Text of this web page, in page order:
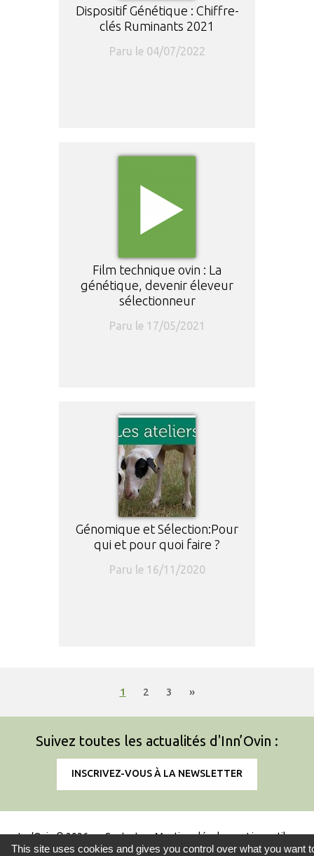
Dispositif Génétique : Chiffre-
clés Ruminants 2021
Paru le 04/07/2022
Film technique ovin : La
génétique, devenir éleveur
sélectionneur
Paru le 17/05/2021
Génomique et Sélection:Pour
qui et pour quoi faire ?
Paru le 16/11/2020
1 2 3 »
Suivez toutes les actualités d'Inn’Ovin :
INSCRIVEZ-VOUS À LA NEWSLETTER
Inn’Ovin © 2026 Contact Mentions légales Liens utiles
This site uses cookies and gives you control over what you want